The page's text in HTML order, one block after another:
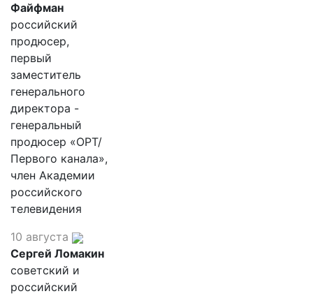
Файфман
российский
продюсер,
первый
заместитель
генерального
директора -
генеральный
продюсер «ОРТ/
Первого канала»,
член Академии
российского
телевидения
10 августа
Сергей Ломакин
советский и
российский